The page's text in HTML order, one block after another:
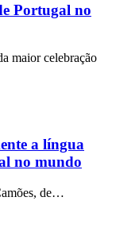
Portugal no
maior celebração
a língua
no mundo
de…